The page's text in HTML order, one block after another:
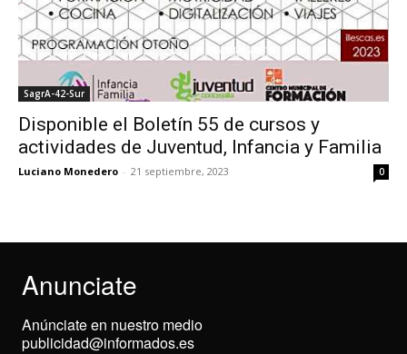
SagrA-42-Sur
Disponible el Boletín 55 de cursos y
actividades de Juventud, Infancia y Familia
Luciano Monedero - 21 septiembre, 2023 0
Anunciate
Anúnciate en nuestro medio
publicidad@informados.es